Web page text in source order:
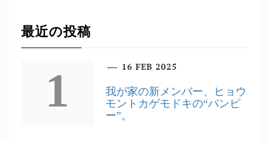
最近の投稿
1 16 FEB 2025
我が家の新メンバー、ヒョウ
モントカゲモドキの“バンピ
ー”。